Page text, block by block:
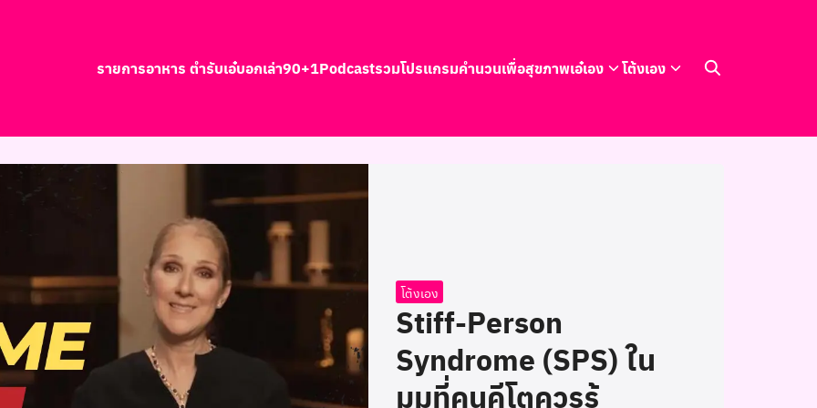
รายการอาหาร ตำรับเอ๋บอกเล่า90+1Podcastรวมโปรแกรมคำนวนเพื่อสุขภาพเอ๋เอง โต้งเอง
โต้งเอง
Stiff-Person
Syndrome (SPS) ใน
มุมที่คนคีโตควรรู้